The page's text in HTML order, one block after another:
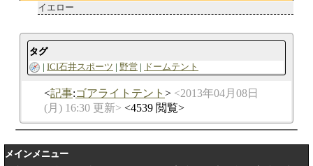
イエロー
タグ
ICI石井スポーツ
野営 ドームテント
記事:ゴアライトテント
2013年04月08日
(月) 16:30 更新
4539 閲覧
メインメニュー